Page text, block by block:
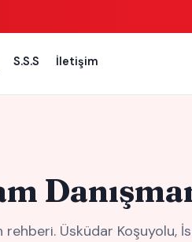
S.S.S İletişim
rehberi. Üsküdar